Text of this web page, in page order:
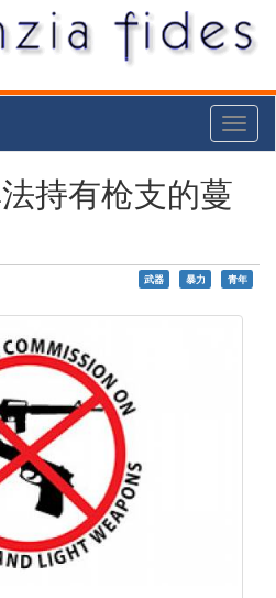
持有枪支的蔓
武器 暴力 青年